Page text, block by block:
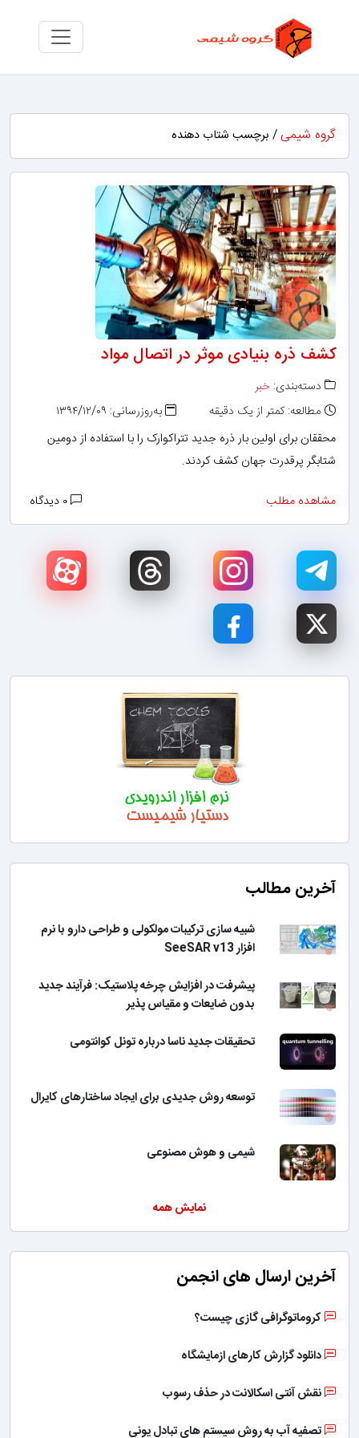
گروه شیمی / برچسب شتاب دهنده
کشف ذره بنیادی موثر در اتصال مواد
دسته‌بندی: خبر
مطالعه: کمتر از یک دقیقه
به‌روزرسانی: ۱۳۹۴/۱۲/۰۹
محققان برای اولین‌ بار ذره جدید تتراکوارک را با استفاده از دومین
شتابگر پرقدرت جهان کشف کردند.
مشاهده مطلب
آخرین مطالب
شبیه سازی ترکیبات مولکولی و طراحی دارو با نرم
افزار SeeSAR v13
پیشرفت در افزایش چرخه پلاستیک: فرآیند جدید
بدون ضایعات و مقیاس پذیر
تحقیقات جدید ناسا درباره تونل کوانتومی
توسعه روش جدیدی برای ایجاد ساختارهای کایرال
شیمی و هوش مصنوعی
نمایش همه
آخرین ارسال های انجمن
کروماتوگرافی گازی چیست؟
دانلود گزارش کارهای ازمایشگاه
نقش آنتی اسکالانت در حذف رسوب
تصفیه آب به روش سیستم های تبادل یونی